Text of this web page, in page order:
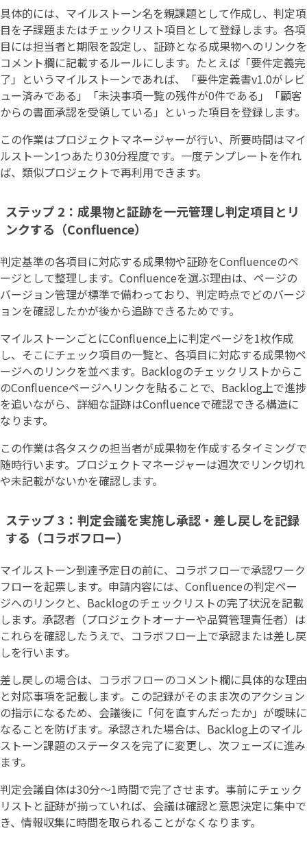
具体的には、マイルストーン名を親課題として作成し、判定項
目を子課題またはチェックリスト項目として登録します。各項
目には担当者と期限を設定し、証跡となる成果物へのリンクを
コメント欄に記載するルールにします。たとえば「要件定義完
了」というマイルストーンであれば、「要件定義書v1.0がレビ
ュー済みである」「未決事項一覧の残件が0件である」「顧客
からの書面承認を受領している」といった項目を登録します。
この作業はプロジェクトマネージャーが行い、所要時間はマイ
ルストーン1つあたり30分程度です。一度テンプレートを作れ
ば、類似プロジェクトで再利用できます。
ステップ 2：成果物と証跡を一元管理し判定項目とリ
ンクする（Confluence）
判定基準の各項目に対応する成果物や証跡をConfluenceのペ
ージとして整理します。Confluenceを選ぶ理由は、ページの
バージョン管理が標準で備わっており、判定時点でどのバージ
ョンを確認したかが後から追跡できるためです。
マイルストーンごとにConfluence上に判定ページを1枚作成
し、そこにチェック項目の一覧と、各項目に対応する成果物ペ
ージへのリンクを並べます。Backlogのチェックリストからこ
のConfluenceページへリンクを貼ることで、Backlog上で進捗
を追いながら、詳細な証跡はConfluenceで確認できる構造に
なります。
この作業は各タスクの担当者が成果物を作成するタイミングで
随時行います。プロジェクトマネージャーは週次でリンク切れ
や未記載がないかを確認します。
ステップ 3：判定会議を実施し承認・差し戻しを記録
する（コラボフロー）
マイルストーン到達予定日の前に、コラボフローで承認ワーク
フローを起票します。申請内容には、Confluenceの判定ペー
ジへのリンクと、Backlogのチェックリストの完了状況を記載
します。承認者（プロジェクトオーナーや品質管理責任者）は
これらを確認したうえで、コラボフロー上で承認または差し戻
しを行います。
差し戻しの場合は、コラボフローのコメント欄に具体的な理由
と対応事項を記載します。この記録がそのまま次のアクション
の指示になるため、会議後に「何を直すんだったか」が曖昧に
なることを防げます。承認された場合は、Backlog上のマイル
ストーン課題のステータスを完了に変更し、次フェーズに進み
ます。
判定会議自体は30分〜1時間で完了させます。事前にチェック
リストと証跡が揃っていれば、会議は確認と意思決定に集中で
き、情報収集に時間を取られることがなくなります。